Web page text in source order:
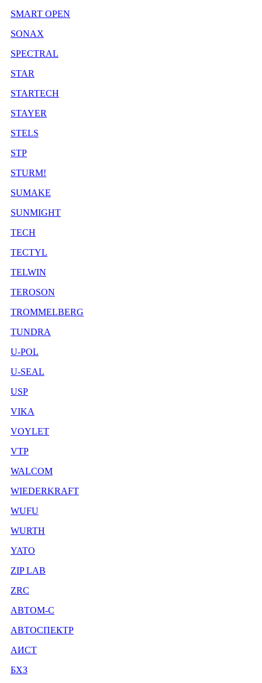
SMART OPEN
SONAX
SPECTRAL
STAR
STARTECH
STAYER
STELS
STP
STURM!
SUMAKE
SUNMIGHT
TECH
TECTYL
TELWIN
TEROSON
TROMMELBERG
TUNDRA
U-POL
U-SEAL
USP
VIKA
VOYLET
VTP
WALCOM
WIEDERKRAFT
WUFU
WURTH
YATO
ZIP LAB
ZRC
АВТОМ-С
АВТОСПЕКТР
АИСТ
БХЗ